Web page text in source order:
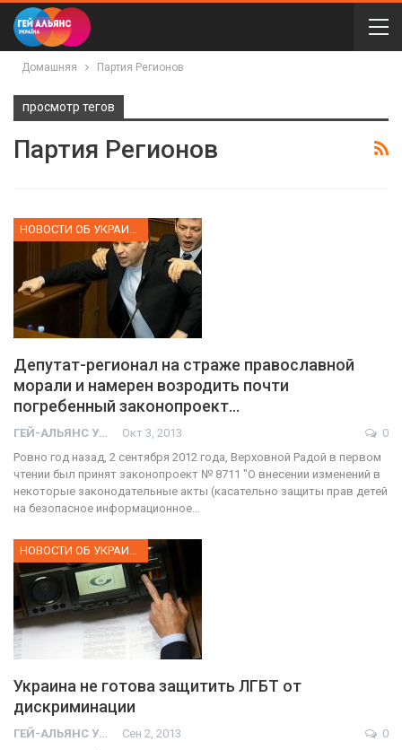
Домашняя Партия Регионов
просмотр тегов
Партия Регионов
Депутат-регионал на страже православной
морали и намерен возродить почти
погребенный законопроект…
ГЕЙ-АЛЬЯНС УКРАИНА Окт 3, 2013
0
Ровно год назад, 2 сентября 2012 года, Верховной Радой в первом
чтении был принят законопроект № 8711 "О внесении изменений в
некоторые законодательные акты (касательно защиты прав детей
на безопасное информационное…
НОВОСТИ ОБ УКРАИНЕ
Украина не готова защитить ЛГБТ от
дискриминации
ГЕЙ-АЛЬЯНС УКРАИНА Сен 2, 2013
0